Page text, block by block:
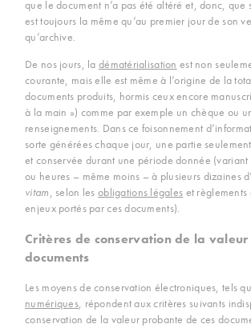
que le document n’a pas été altéré et, donc, que
est toujours la même qu’au premier jour de son
qu’archive.
De nos jours, la dématérialisation est non
courante, mais elle est même à l’origine de la
documents produits, hormis ceux encore
à la main ») comme par exemple un chèque ou
renseignements. Dans ce foisonnement
sorte générées chaque jour, une partie
et conservée durant une période donnée
ou heures – même moins – à plusieurs dizaines
vitam, selon les obligations légales et
enjeux portés par ces documents).
Critères de conservation de la
documents
Les moyens de conservation électroniques, tels
numériques, répondent aux critères suivants
conservation de la valeur probante de ces